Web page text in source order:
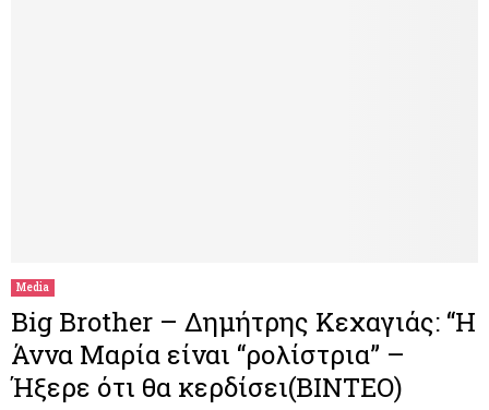
Media
Big Brother – Δημήτρης Κεχαγιάς: “Η
Άννα Μαρία είναι “ρολίστρια” –
Ήξερε ότι θα κερδίσει(BINTEO)